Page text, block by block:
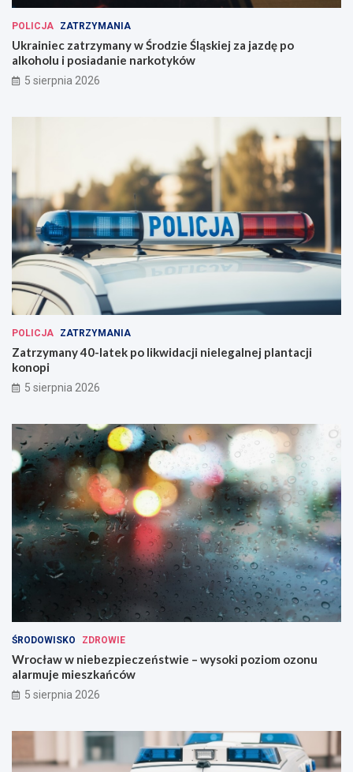
POLICJA ZATRZYMANIA
Ukrainiec zatrzymany w Środzie Śląskiej za jazdę po
alkoholu i posiadanie narkotyków
5 sierpnia 2026
POLICJA ZATRZYMANIA
Zatrzymany 40-latek po likwidacji nielegalnej plantacji
konopi
5 sierpnia 2026
ŚRODOWISKO ZDROWIE
Wrocław w niebezpieczeństwie – wysoki poziom ozonu
alarmuje mieszkańców
5 sierpnia 2026